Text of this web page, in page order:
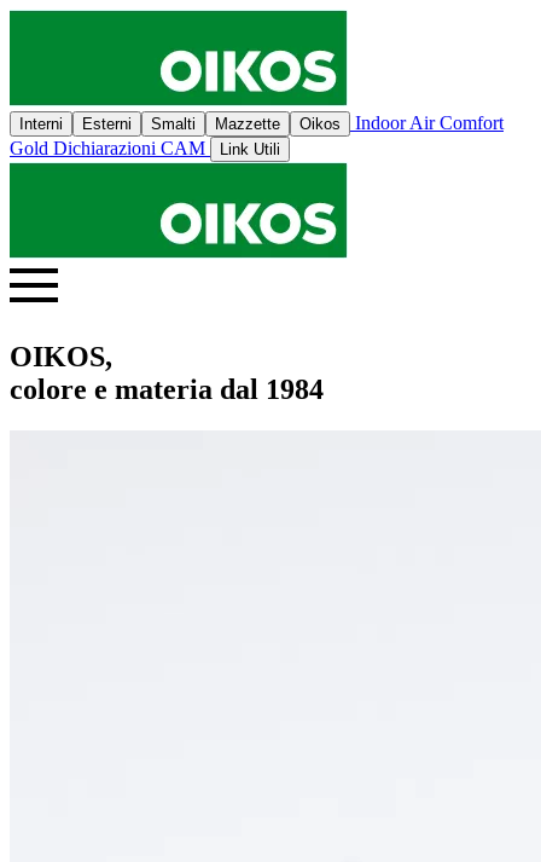
Interni Esterni Smalti Mazzette Oikos
Indoor Air Comfort
Gold Dichiarazioni CAM Link Utili
OIKOS,
colore e materia dal 1984